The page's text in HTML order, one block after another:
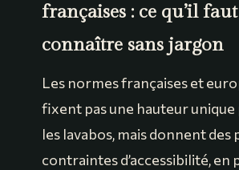
françaises : ce qu’il faut
connaître sans jargon
Les normes françaises et
fixent pas une hauteur
les lavabos, mais donnent des
contraintes d’accessibilité, en